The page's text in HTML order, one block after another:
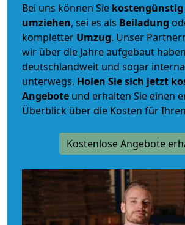
Bei uns können Sie kostengünstig
umziehen, sei es als Beiladung
kompletter Umzug. Unser
wir über die Jahre aufgebaut
deutschlandweit und sogar
unterwegs. Holen Sie sich jetzt
Angebote und erhalten Sie einen
Überblick über die Kosten für
Kostenlose Angebote